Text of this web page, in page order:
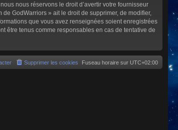
nous réservons le droit d’avertir votre fournisseur
GodWarriors » ait le droit de supprimer, de modifier,
que vous avez renseignées soient enregistrées
être tenus comme responsables en cas de tentative de
Fuseau horaire sur UTC+02:00
Supprimer les cookies